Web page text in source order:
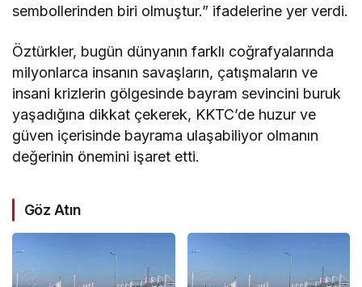
sembollerinden biri olmuştur.” ifadelerine yer verdi.
Öztürkler, bugün dünyanın farklı coğrafyalarında
milyonlarca insanın savaşların, çatışmaların ve
insani krizlerin gölgesinde bayram sevincini buruk
yaşadığına dikkat çekerek, KKTC’de huzur ve
güven içerisinde bayrama ulaşabiliyor olmanın
değerinin önemini işaret etti.
Göz Atın